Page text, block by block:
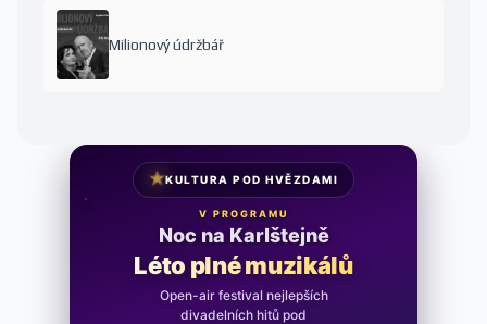
Milionový údržbář
★KULTURA POD HVĚZDAMI
V PROGRAMU
Noc na Karlštejně
Léto plné muzikálů
Open-air festival nejlepších
divadelních hitů pod